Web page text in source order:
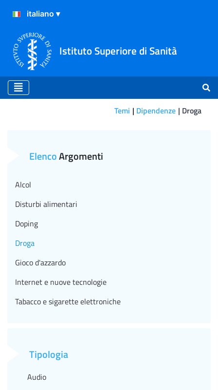
Istituto Superiore di Sanità
Temi Dipendenze Droga
ElencoArgomenti
Alcol
Disturbi alimentari
Doping
Droga
Gioco d'azzardo
Internet e nuove tecnologie
Tabacco e sigarette elettroniche
Tipologia
Audio